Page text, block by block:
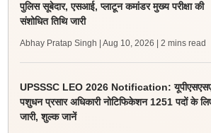
पुलिस सूबेदार, एसआई, प्लाटून कमांडर मुख्य परीक्षा की
संशोधित तिथि जारी
Abhay Pratap Singh | Aug 10, 2026 | 2 mins read
UPSSSC LEO 2026 Notification:
पशुधन प्रसार अधिकारी नोटिफिकेशन 1251 पदों के
जारी, शुल्क जानें